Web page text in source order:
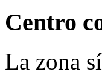
Centro
La zona